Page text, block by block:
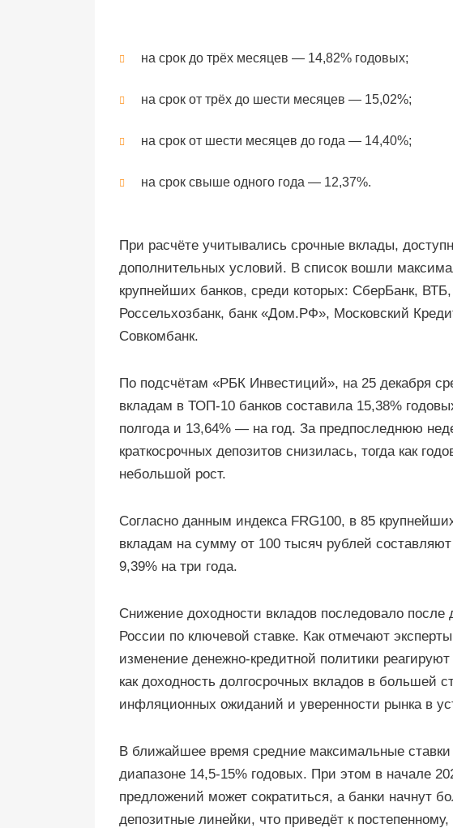
на срок до трёх месяцев — 14,82% годовых;
на срок от трёх до шести месяцев — 15,02%;
на срок от шести месяцев до года — 14,40%;
на срок свыше одного года — 12,37%.
При расчёте учитывались срочные вклады,
дополнительных условий. В список вошли
крупнейших банков, среди которых: СберБанк,
Россельхозбанк, банк «Дом.РФ», Московский
Совкомбанк.
По подсчётам «РБК Инвестиций», на 25 декабря
вкладам в ТОП-10 банков составила 15,38%
полгода и 13,64% — на год. За предпоследнюю
краткосрочных депозитов снизилась, тогда как
небольшой рост.
Согласно данным индекса FRG100, в 85
вкладам на сумму от 100 тысяч рублей
9,39% на три года.
Снижение доходности вкладов последовало после
России по ключевой ставке. Как отмечают
изменение денежно-кредитной политики
как доходность долгосрочных вкладов в большей
инфляционных ожиданий и уверенности рынка в
В ближайшее время средние максимальные ставки
диапазоне 14,5-15% годовых. При этом в начале
предложений может сократиться, а банки начнут
депозитные линейки, что приведёт к